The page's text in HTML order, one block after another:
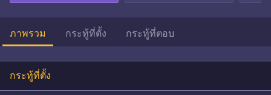
ภาพรวม กระทู้ที่ตั้ง กระทู้ที่ตอบ
กระทู้ที่ตั้ง